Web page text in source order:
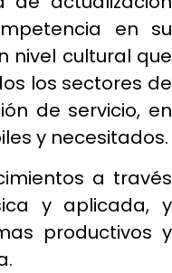
en su
nivel cultural que
los sectores de
de servicio, en
y necesitados.
a través
y aplicada, y
productivos y